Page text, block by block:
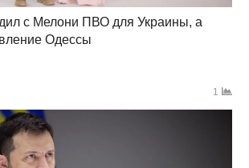
с Мелони ПВО для Украины, а
Одессы
1